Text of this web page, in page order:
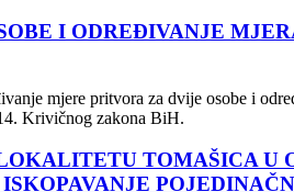
I ODREĐIVANJE
mjere pritvora za dvije osobe i
Krivičnog zakona BiH.
TOMAŠICA